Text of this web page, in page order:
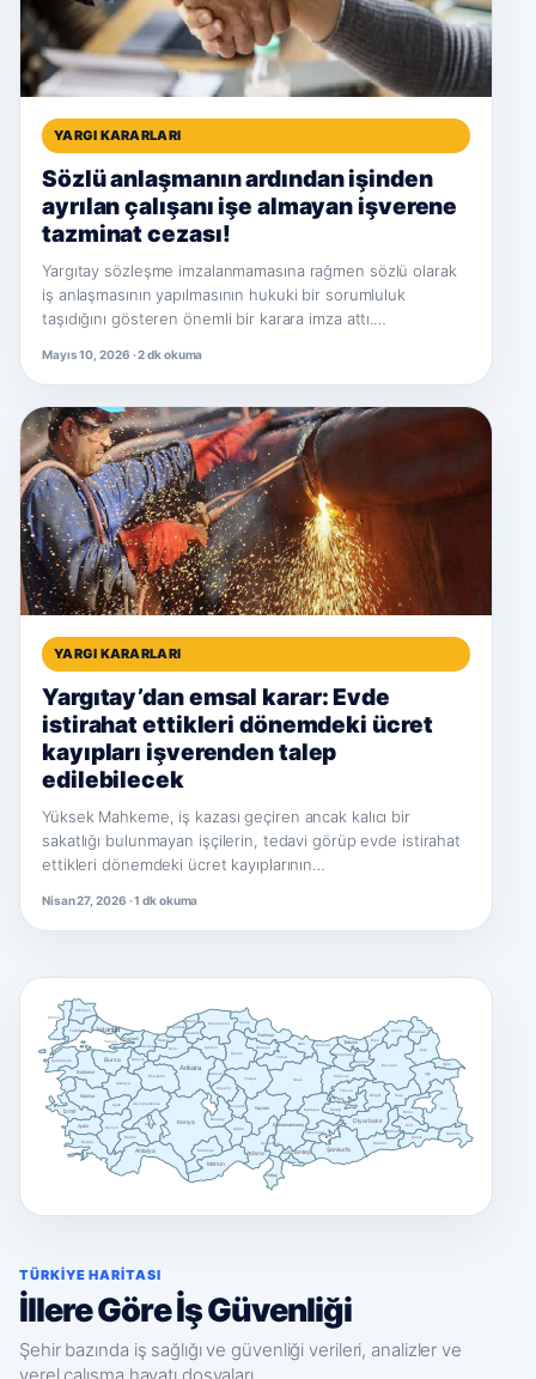
YARGI KARARLARI
Sözlü anlaşmanın ardından işinden
ayrılan çalışanı işe almayan işverene
tazminat cezası!
Yargıtay sözleşme imzalanmamasına rağmen sözlü olarak
iş anlaşmasının yapılmasının hukuki bir sorumluluk
taşıdığını gösteren önemli bir karara imza attı.…
Mayıs 10, 2026 · 2 dk okuma
YARGI KARARLARI
Yargıtay’dan emsal karar: Evde
istirahat ettikleri dönemdeki ücret
kayıpları işverenden talep
edilebilecek
Yüksek Mahkeme, iş kazası geçiren ancak kalıcı bir
sakatlığı bulunmayan işçilerin, tedavi görüp evde istirahat
ettikleri dönemdeki ücret kayıplarının…
Nisan 27, 2026 · 1 dk okuma
Adana
Adıyaman
Afyonkarahisar
Aksaray
Amasya
Ankara
Antalya
Ardahan
Artvin
Aydın
Ağrı
Balıkesir
Bartın
Batman
Bayburt
Bilecik
Bingöl
Bitlis
Bolu
Burdur
Bursa
Denizli
Diyarbakır
Düzce
Edirne
Elazığ
Erzincan
Erzurum
Eskişehir
Gaziantep
Giresun
Gümüşhane
Hakkâri
Hatay
Isparta
Istanbul
Iğdır
İzmir
Kahramanmaraş
Karabük
Karaman
Kars
Kastamonu
Kayseri
Kilis
Kocaeli
Konya
Kütahya
Kırklareli
Kırıkkale
Kırşehir
Malatya
Manisa
Mardin
Mersin
Muğla
Muş
Nevşehir
Niğde
Ordu
Osmaniye
Rize
Sakarya
Samsun
Siirt
Sinop
Sivas
Tekirdağ
Tokat
Trabzon
Tunceli
Uşak
Van
Yalova
Yozgat
Zonguldak
Çanakkale
Çankırı
Çorum
Şanlıurfa
Şırnak
TÜRKIYE HARITASI
İllere Göre İş Güvenliği
Şehir bazında iş sağlığı ve güvenliği verileri, analizler ve